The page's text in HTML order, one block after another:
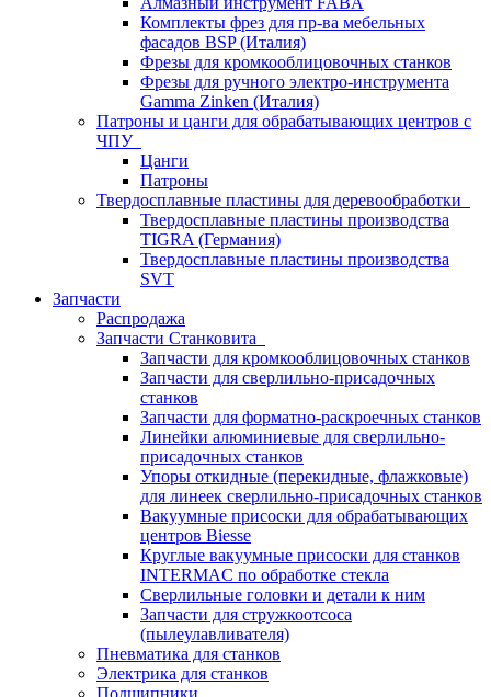
Комплекты фрез для пр-ва мебельных
фасадов BSP (Италия)
Фрезы для кромкооблицовочных станков
Фрезы для ручного электро-инструмента
Gamma Zinken (Италия)
Патроны и цанги для обрабатывающих центров с
ЧПУ
Цанги
Патроны
Твердосплавные пластины для деревообработки
Твердосплавные пластины производства
TIGRA (Германия)
Твердосплавные пластины производства
SVT
Запчасти
Распродажа
Запчасти Станковита
Запчасти для кромкооблицовочных станков
Запчасти для сверлильно-присадочных
станков
Запчасти для форматно-раскроечных станков
Линейки алюминиевые для сверлильно-
присадочных станков
Упоры откидные (перекидные, флажковые)
для линеек сверлильно-присадочных станков
Вакуумные присоски для обрабатывающих
центров Biesse
Круглые вакуумные присоски для станков
INTERMAC по обработке стекла
Сверлильные головки и детали к ним
Запчасти для стружкоотсоса
(пылеулавливателя)
Пневматика для станков
Электрика для станков
Подшипники